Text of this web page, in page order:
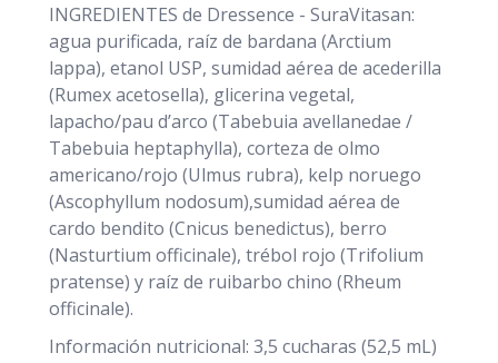
INGREDIENTES de Dressence - SuraVitasan:
agua purificada, raíz de bardana (Arctium
lappa), etanol USP, sumidad aérea de acederilla
(Rumex acetosella), glicerina vegetal,
lapacho/pau d’arco (Tabebuia avellanedae /
Tabebuia heptaphylla), corteza de olmo
americano/rojo (Ulmus rubra), kelp noruego
(Ascophyllum nodosum),sumidad aérea de
cardo bendito (Cnicus benedictus), berro
(Nasturtium officinale), trébol rojo (Trifolium
pratense) y raíz de ruibarbo chino (Rheum
officinale).
Información nutricional: 3,5 cucharas (52,5 mL)